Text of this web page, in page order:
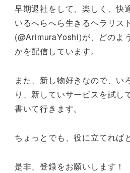
早期退社をして、楽しく、快
いるへらへら生きるヘラリス
(@ArimuraYoshi)が、どのよ
かを配信しています。
また、新し物好きなので、い
り、新していサービスを試し
書いて行きます。
ちょっとでも、役に立てれば
是非、登録をお願いします！